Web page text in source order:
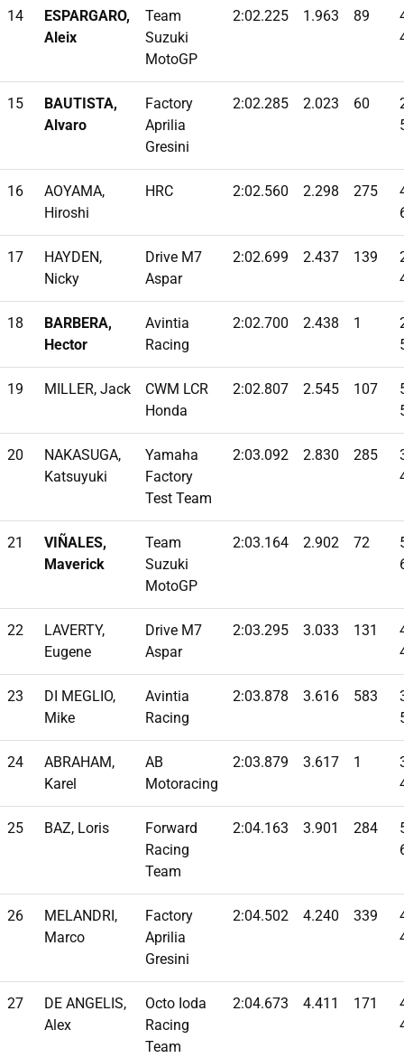
14
ESPARGARO,
Aleix
Team
Suzuki
MotoGP
2:02.225 1.963 89
15
BAUTISTA,
Alvaro
Factory
Aprilia
Gresini
2:02.285 2.023 60
16
AOYAMA,
Hiroshi
HRC 2:02.560 2.298 275
17
HAYDEN,
Nicky
Drive M7
Aspar
2:02.699 2.437 139
18
BARBERA,
Hector
Avintia
Racing
2:02.700 2.438 1
19 MILLER, Jack
CWM LCR
Honda
2:02.807 2.545 107
20
NAKASUGA,
Katsuyuki
Yamaha
Factory
Test Team
2:03.092 2.830 285
21
VIÑALES,
Maverick
Team
Suzuki
MotoGP
2:03.164 2.902 72
22
LAVERTY,
Eugene
Drive M7
Aspar
2:03.295 3.033 131
23
DI MEGLIO,
Mike
Avintia
Racing
2:03.878 3.616 583
24
ABRAHAM,
Karel
AB
Motoracing
2:03.879 3.617 1
25 BAZ, Loris
Forward
Racing
Team
2:04.163 3.901 284
26
MELANDRI,
Marco
Factory
Aprilia
Gresini
2:04.502 4.240 339
27
DE ANGELIS,
Alex
Octo Ioda
Racing
Team
2:04.673 4.411 171